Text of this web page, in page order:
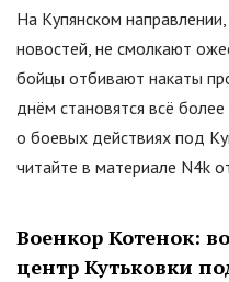
На Купянском
новостей, не смолкают
бойцы отбивают накаты
днём становятся всё
о боевых действиях под
читайте в материале N4k
Военкор Котенок:
центр Кутьковки